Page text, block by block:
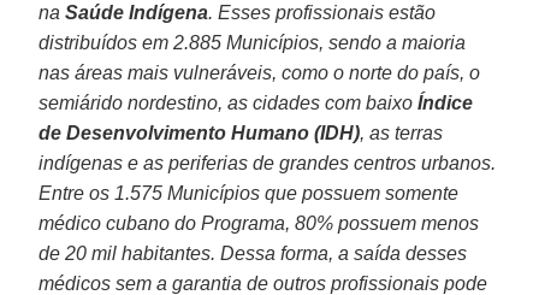
naSaúde Indígena. Esses profissionais estão
distribuídos em 2.885 Municípios, sendo a maioria
nas áreas mais vulneráveis, como o norte do país, o
semiárido nordestino, as cidades com baixoÍndice
de Desenvolvimento Humano (IDH), as terras
indígenas e as periferias de grandes centros urbanos.
Entre os 1.575 Municípios que possuem somente
médico cubano do Programa, 80% possuem menos
de 20 mil habitantes. Dessa forma, a saída desses
médicos sem a garantia de outros profissionais pode